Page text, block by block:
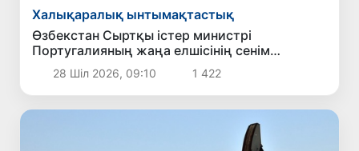
Халықаралық ынтымақтастық
Өзбекстан Сыртқы істер министрі
Португалияның жаңа елшісінің сенім
грамоталарын қабылдады
28 Шіл 2026, 09:10 1 422